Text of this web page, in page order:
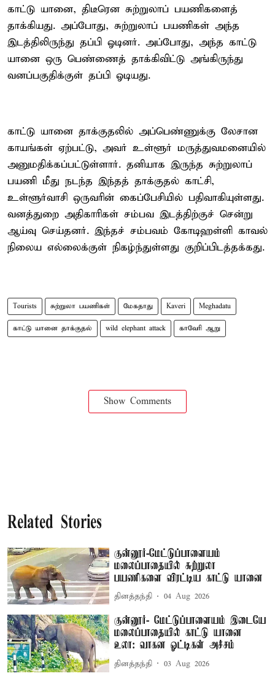
காட்டு யானை, திடீரென சுற்றுலாப் பயணிகளைத்
தாக்கியது. அப்போது, ​​சுற்றுலாப் பயணிகள் அந்த
இடத்திலிருந்து தப்பி ஓடினர். அப்போது, ​​அந்த காட்டு
யானை ஒரு பெண்ணைத் தாக்கிவிட்டு அங்கிருந்து
வனப்பகுதிக்குள் தப்பி ஓடியது.
காட்டு யானை தாக்குதலில் அப்பெண்ணுக்கு லேசான
காயங்கள் ஏற்பட்டு, அவர் உள்ளூர் மருத்துவமனையில்
அனுமதிக்கப்பட்டுள்ளார். தனியாக இருந்த சுற்றுலாப்
பயணி மீது நடந்த இந்தத் தாக்குதல் காட்சி,
உள்ளூர்வாசி ஒருவரின் கைப்பேசியில் பதிவாகியுள்ளது.
வனத்துறை அதிகாரிகள் சம்பவ இடத்திற்குச் சென்று
ஆய்வு செய்தனர். இந்தச் சம்பவம் கோடிஹள்ளி காவல்
நிலைய எல்லைக்குள் நிகழ்ந்துள்ளது குறிப்பிடத்தக்கது.
Tourists சுற்றுலா பயணிகள் மேகதாது Kaveri Meghadatu
காட்டு யானை தாக்குதல் wild elephant attack காவேரி ஆறு
Show Comments
Related Stories
குன்னூர்-மேட்டுப்பாளையம்
மலைப்பாதையில் சுற்றுலா
பயணிகளை விரட்டிய காட்டு யானை
தினத்தந்தி 04 Aug 2026
குன்னூர்- மேட்டுப்பாளையம் இடையே
மலைப்பாதையில் காட்டு யானை
உலா: வாகன ஓட்டிகள் அச்சம்
தினத்தந்தி 03 Aug 2026